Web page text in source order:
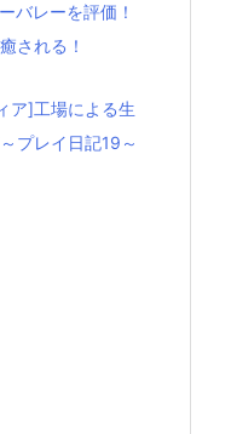
バレーを評価！
される！
ア]工場による生
プレイ日記19～